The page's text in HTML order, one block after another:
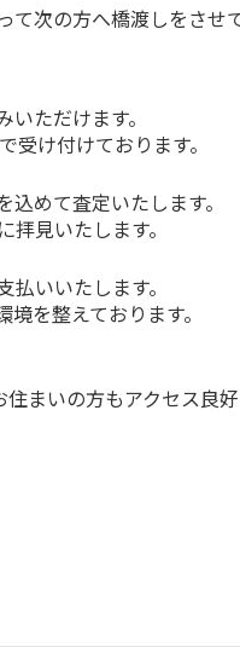
次の方へ橋渡しをさせ
ただけます。
け付けております。
めて査定いたします。
見いたします。
いいたします。
を整えております。
まいの方もアクセス良好